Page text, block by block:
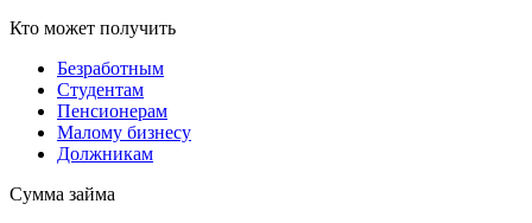
Кто может получить
Безработным
Студентам
Пенсионерам
Малому бизнесу
Должникам
Сумма займа